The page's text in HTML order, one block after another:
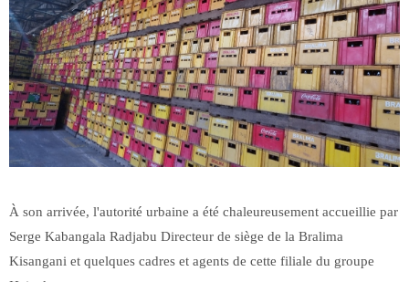
À son arrivée, l'autorité urbaine a été chaleureusement accueillie par
Serge Kabangala Radjabu Directeur de siège de la Bralima
Kisangani et quelques cadres et agents de cette filiale du groupe